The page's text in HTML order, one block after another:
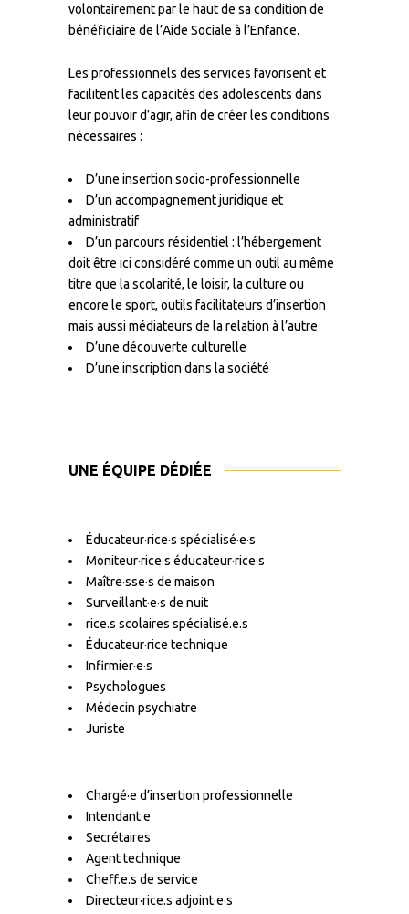
volontairement par le haut de sa condition de
bénéficiaire de l’Aide Sociale à l’Enfance.
Les professionnels des services favorisent et
facilitent les capacités des adolescents dans
leur pouvoir d’agir, afin de créer les conditions
nécessaires :
D’une insertion socio-professionnelle
D’un accompagnement juridique et
administratif
D’un parcours résidentiel : l’hébergement
doit être ici considéré comme un outil au même
titre que la scolarité, le loisir, la culture ou
encore le sport, outils facilitateurs d’insertion
mais aussi médiateurs de la relation à l’autre
D’une découverte culturelle
D’une inscription dans la société
UNE ÉQUIPE DÉDIÉE
Éducateur·rice·s spécialisé·e·s
Moniteur·rice·s éducateur·rice·s
Maître·sse·s de maison
Surveillant·e·s de nuit
rice.s scolaires spécialisé.e.s
Éducateur·rice technique
Infirmier·e·s
Psychologues
Médecin psychiatre
Juriste
Chargé·e d’insertion professionnelle
Intendant·e
Secrétaires
Agent technique
Cheff.e.s de service
Directeur·rice.s adjoint·e·s